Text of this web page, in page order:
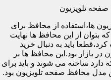
تلویزیون
ها،استفاده از محافظ برای
بتوان از این محافظ ها نهایت
باید به دنبال خرید
بازار بود.این محافظ ها بر
دارد ساخته می شوند و باید برای
مدل محافظ صفحه تلویزیون بود.